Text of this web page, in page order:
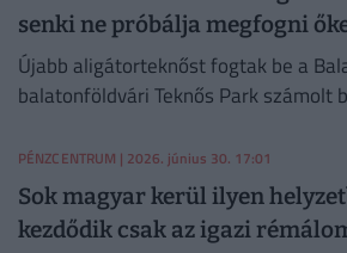
senki ne próbálja megfogni
Újabb aligátorteknőst fogtak be a
balatonföldvári Teknős Park számolt
partján találták meg.
PÉNZCENTRUM | 2026. június 30. 17:01
Sok magyar kerül ilyen
kezdődik csak az igazi